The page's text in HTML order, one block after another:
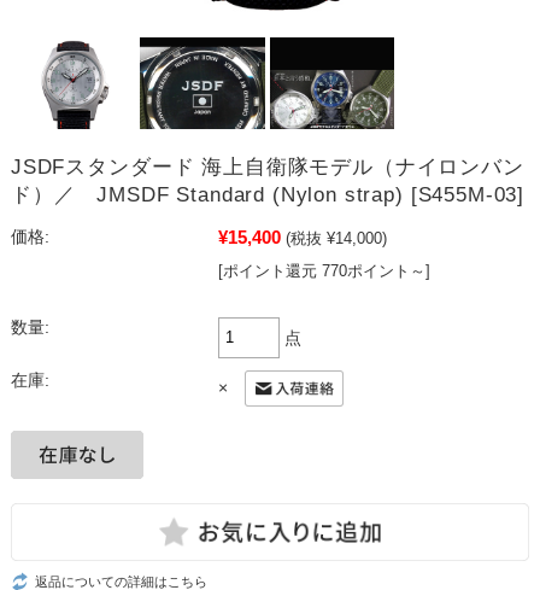
JSDFスタンダード 海上自衛隊モデル（ナイロンバン
ド）／ JMSDF Standard (Nylon strap) [S455M-03]
価格: ¥15,400 (税抜 ¥14,000)
[ポイント還元 770ポイント～]
数量:
点
在庫: ×
返品についての詳細はこちら